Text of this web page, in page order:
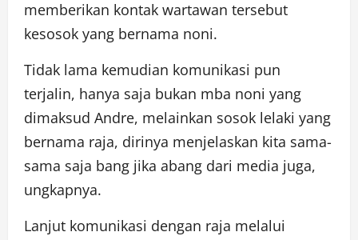
memberikan kontak wartawan tersebut
kesosok yang bernama noni.
Tidak lama kemudian komunikasi pun
terjalin, hanya saja bukan mba noni yang
dimaksud Andre, melainkan sosok lelaki yang
bernama raja, dirinya menjelaskan kita sama-
sama saja bang jika abang dari media juga,
ungkapnya.
Lanjut komunikasi dengan raja melalui